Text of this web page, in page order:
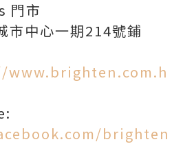
門市
市中心一期214號鋪
brighten